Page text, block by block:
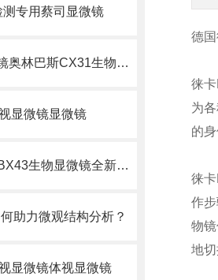
专用蔡司显微镜
信价比Z高显微镜奥林巴斯CX31生物显微镜CX31奥林巴斯
显微镜显微镜
新年*-奥林巴斯BX43生物显微镜全新升级奥林巴斯BX43
助力微观结构分析？
显微镜体视显微镜
德
徕卡
为
的
徕卡
作
物
地